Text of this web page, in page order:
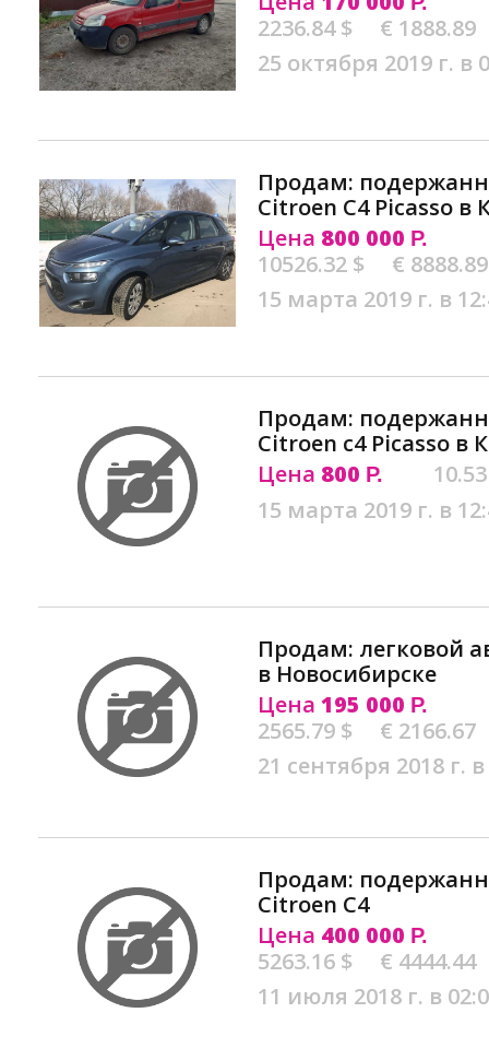
2236.84 $
€ 1888.89
25 октября 2019 г. в
Продам:
Citroen C4 Picasso в
Цена 800 000 Р.
10526.32 $
€ 8888.89
15 марта 2019 г. в
Продам:
Citroen c4 Picasso в
Цена 800 Р.
15 марта 2019 г. в
Продам: легковой
в Новосибирске
Цена 195 000 Р.
2565.79 $
€ 2166.67
21 сентября 2018 г.
Продам:
Citroen C4
Цена 400 000 Р.
5263.16 $
€ 4444.44
11 июля 2018 г. в